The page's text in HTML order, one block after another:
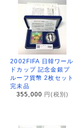
2002FIFA 日韓ワール
ドカップ 記念金銀プ
ルーフ貨幣 2枚セット
完未品
355,000 円(税別)